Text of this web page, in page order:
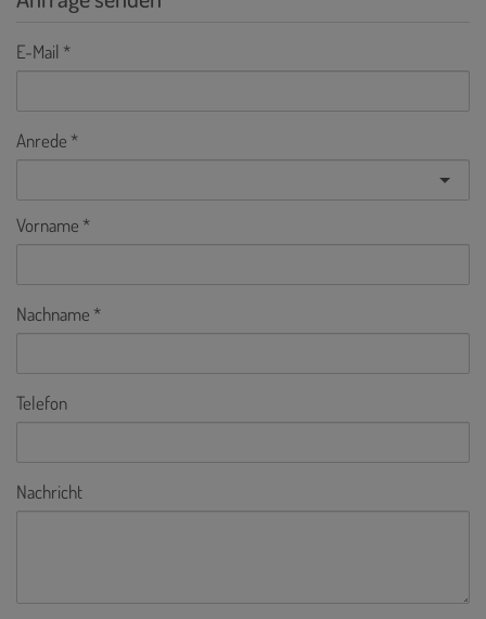
E-Mail
Anrede
Vorname
Nachname
Telefon
Nachricht